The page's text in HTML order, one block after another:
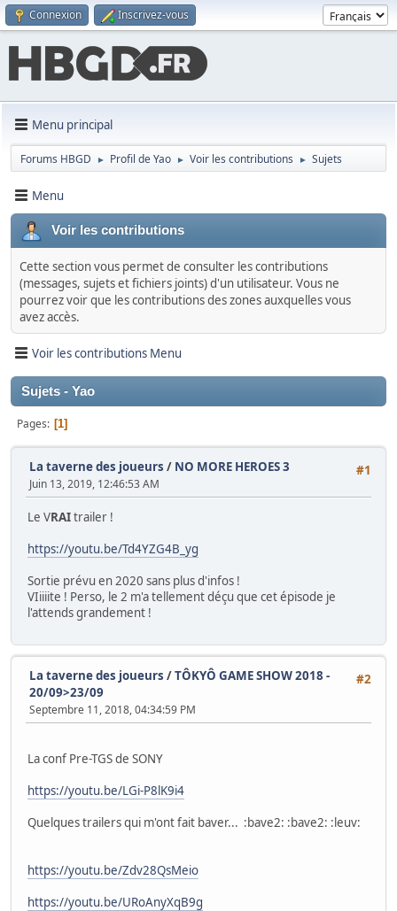
Connexion Inscrivez-vous
Menu principal
Forums HBGD ► Profil de Yao ► Voir les contributions ► Sujets
Menu
Voir les contributions
Cette section vous permet de consulter les contributions
(messages, sujets et fichiers joints) d'un utilisateur. Vous ne
pourrez voir que les contributions des zones auxquelles vous
avez accès.
Voir les contributions Menu
Sujets - Yao
Pages 1
#1
La taverne des joueurs / NO MORE HEROES 3
Juin 13, 2019, 12:46:53 AM
Le VRAItrailer !
https://youtu.be/Td4YZG4B_yg
Sortie prévu en 2020 sans plus d'infos !
VIiiiite ! Perso, le 2 m'a tellement déçu que cet épisode je
l'attends grandement !
#2
La taverne des joueurs /TÔKYÔ GAME SHOW 2018 -
20/09>23/09
Septembre 11, 2018, 04:34:59 PM
La conf Pre-TGS de SONY
https://youtu.be/LGi-P8lK9i4
Quelques trailers qui m'ont fait baver... :bave2: :bave2: :leuv:
https://youtu.be/Zdv28QsMeio
https://youtu.be/URoAnyXqB9g